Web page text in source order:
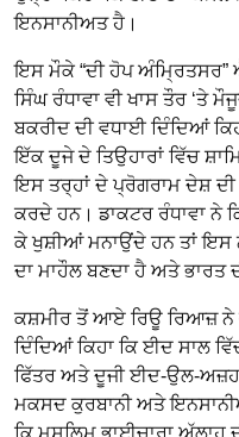
ਇਨਸਾਨੀਅਤ ਹੈ।
ਇਸ ਮੌਕੇ “ਦੀ ਹੋਪ
ਸਿੰਘ ਰੰਧਾਵਾ ਵੀ ਖਾਸ ਤੌਰ ‘ਤੇ
ਬਕਰੀਦ ਦੀ ਵਧਾਈ ਦਿੰਦਿਆਂ
ਇੱਕ ਦੂਜੇ ਦੇ ਤਿਉਹਾਰਾਂ ਵਿੱਚ
ਇਸ ਤਰ੍ਹਾਂ ਦੇ ਪ੍ਰੋਗਰਾਮ ਦੇਸ਼
ਕਰਦੇ ਹਨ। ਡਾਕਟਰ ਰੰਧਾਵਾ ਨੇ
ਕੇ ਖੁਸ਼ੀਆਂ ਮਨਾਉਂਦੇ ਹਨ ਤਾਂ ਇਸ
ਦਾ ਮਾਹੌਲ ਬਣਦਾ ਹੈ ਅਤੇ ਭਾਰਤ
ਕਸ਼ਮੀਰ ਤੋਂ ਆਏ ਰਿਊ ਰਿਆਜ਼
ਦਿੰਦਿਆਂ ਕਿਹਾ ਕਿ ਈਦ ਸਾਲ
ਫਿੱਤਰ ਅਤੇ ਦੂਜੀ ਈਦ-ਉਲ-
ਮਕਸਦ ਕੁਰਬਾਨੀ ਅਤੇ